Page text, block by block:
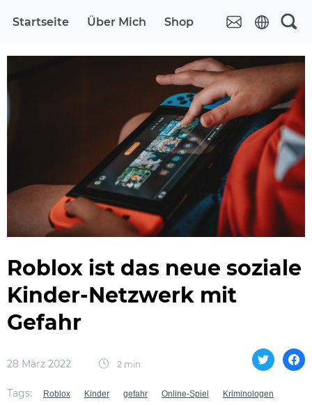
Startseite Über Mich Shop
Roblox ist das neue soziale
Kinder-Netzwerk mit
Gefahr
28 März 2022 2 min
Tags: Roblox Kinder gefahr Online-Spiel
Kriminologen